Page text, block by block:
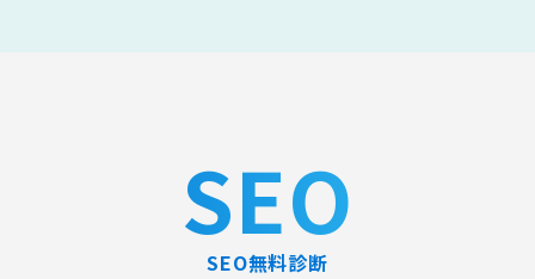
SEO
SEO無料診断